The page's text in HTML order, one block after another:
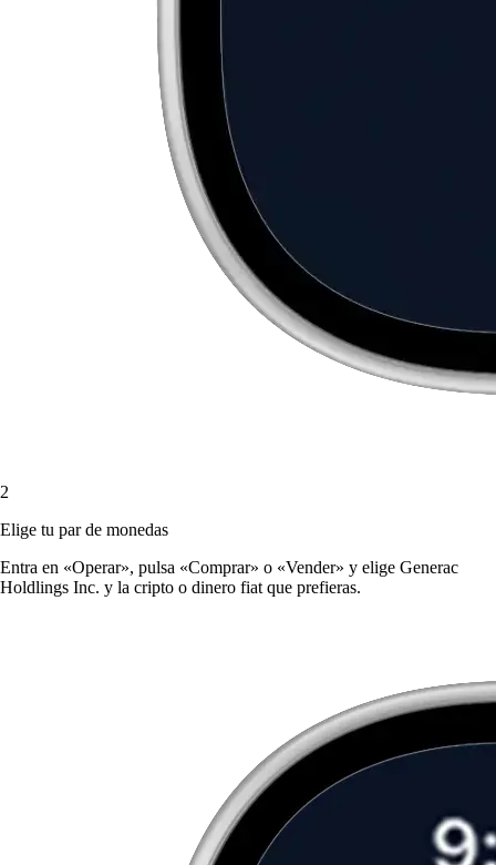
2
Elige tu par de monedas
Entra en «Operar», pulsa «Comprar» o «Vender» y elige Generac
Holdlings Inc. y la cripto o dinero fiat que prefieras.